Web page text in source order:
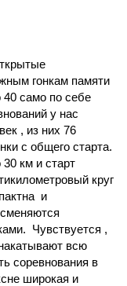
гонкам памяти
само по себе
у нас
, из них 76
с общего старта.
км и старт
круг
и
Чувствуется ,
всю
соревнования в
широкая и